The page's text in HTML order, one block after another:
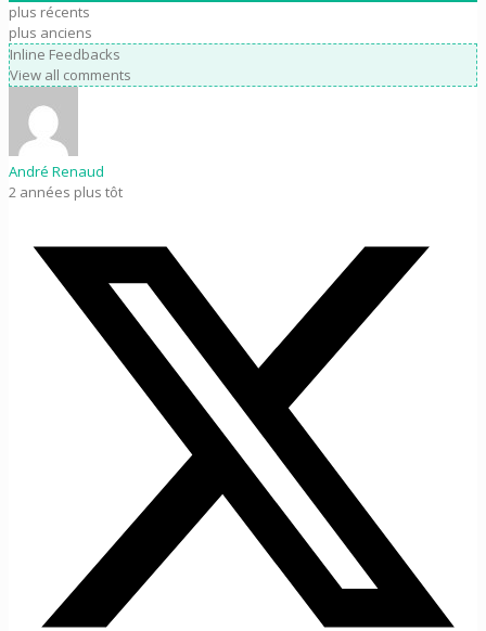
plus récents
plus anciens
Inline Feedbacks
View all comments
André Renaud
2 années plus tôt